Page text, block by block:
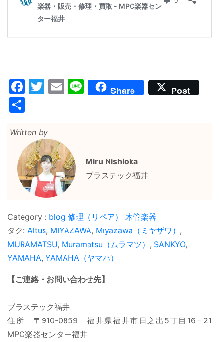
Facebook
Twitter
Email
LineShare Post
Written by
Miru Nishioka
ブラステック福井
blog 修理（リペア）
木管楽器
タグ: Altus, MIYAZAWA, Miyazawa（ミヤザワ） ,
MURAMATSU, Muramatsu（ムラマツ） , SANKYO,
YAMAHA, YAMAHA（ヤマハ）
【ご連絡・お問い合わせ先】
ブラステック福井
住所 〒910-0859 福井県福井市日之出5丁目16－21
MPC楽器センター福井